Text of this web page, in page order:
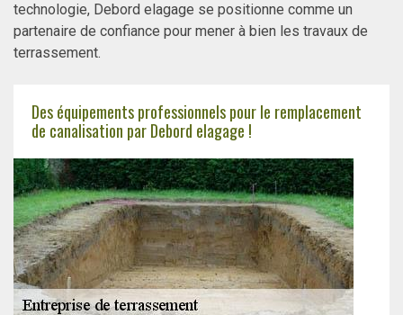
technologie, Debord elagage se positionne comme un
partenaire de confiance pour mener à bien les travaux de
terrassement.
Des équipements professionnels pour le remplacement
de canalisation par Debord elagage !